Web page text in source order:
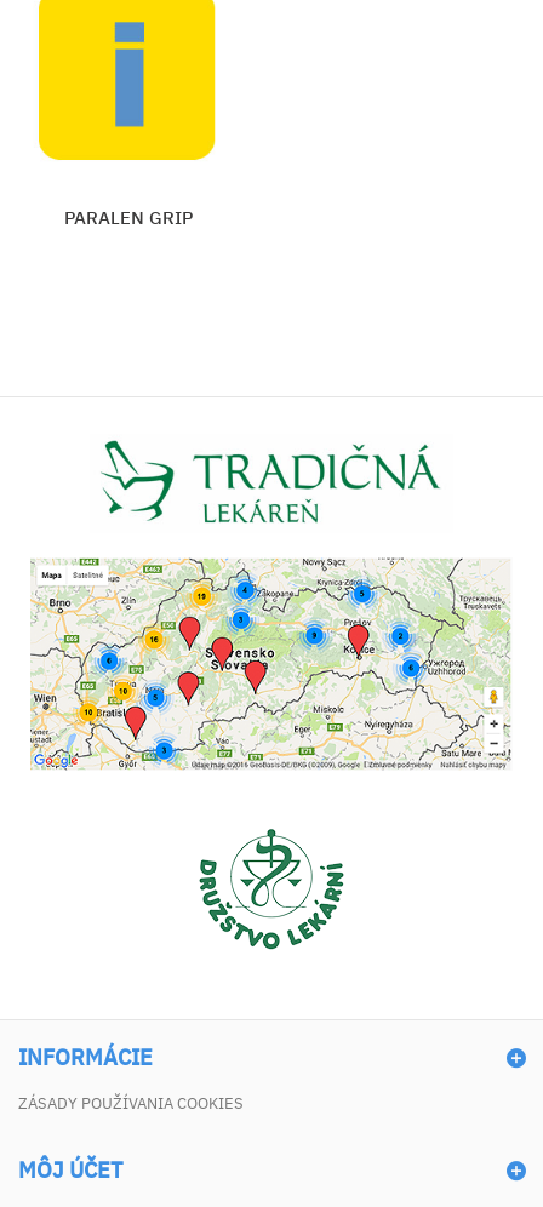
PARALEN GRIP
INFORMÁCIE
ZÁSADY POUŽÍVANIA COOKIES
MÔJ ÚČET